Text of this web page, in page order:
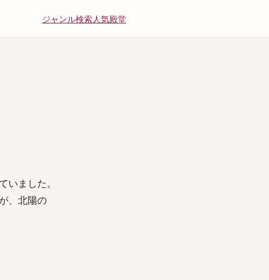
ジャンル検索人気殿堂
ました。
、北陽の